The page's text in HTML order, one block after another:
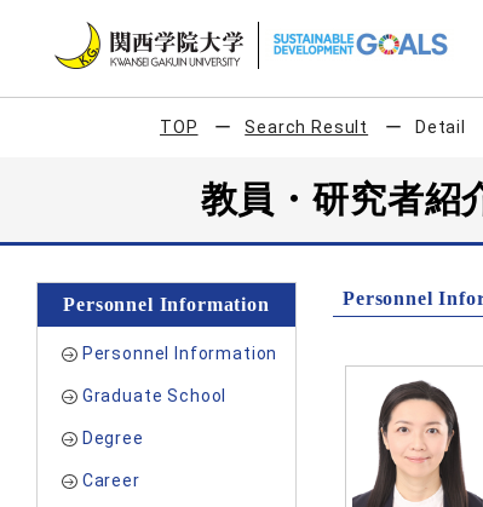
TOP Search Result Detail
教員・研究者
Personnel Information
Personnel Information
Graduate School
Degree
Career
Personnel